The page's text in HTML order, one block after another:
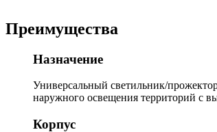
Преимущества
Назначение
Универсальный светильник/
наружного освещения территорий с
Корпус